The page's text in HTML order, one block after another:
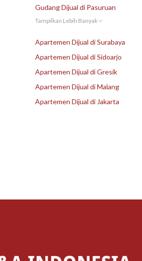
Gudang Dijual di Pasuruan
Tampilkan Lebih Banyak
Apartemen Dijual di Surabaya
Apartemen Dijual di Sidoarjo
Apartemen Dijual di Gresik
Apartemen Dijual di Malang
Apartemen Dijual di Jakarta